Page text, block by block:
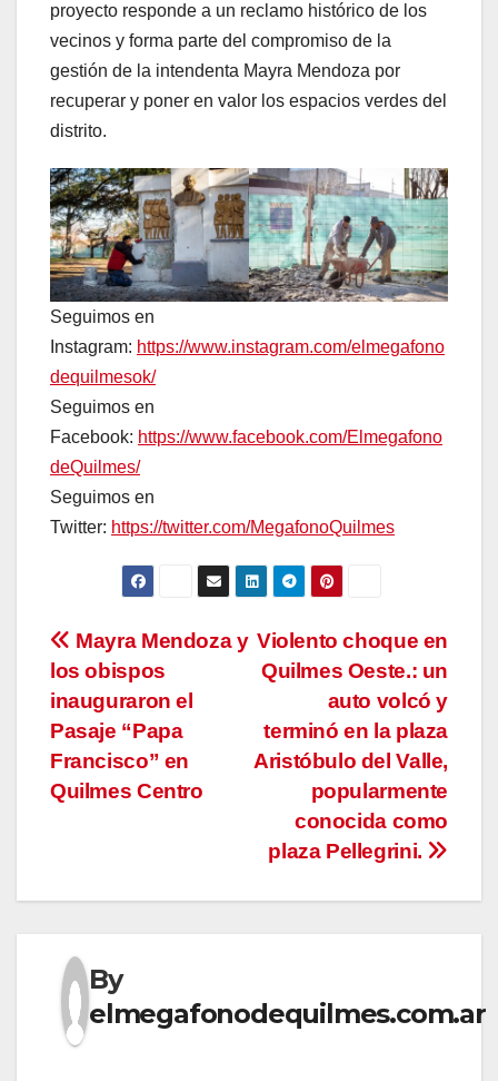
proyecto responde a un reclamo histórico de los
vecinos y forma parte del compromiso de la
gestión de la intendenta Mayra Mendoza por
recuperar y poner en valor los espacios verdes del
distrito.
Seguimos en
Instagram: https://www.instagram.com/elmegafono
dequilmesok/
Seguimos en
Facebook: https://www.facebook.com/Elmegafono
deQuilmes/
Seguimos en
Twitter: https://twitter.com/MegafonoQuilmes
Navegación
de
entradas
Violento choque en
Quilmes Oeste.: un
auto volcó y
terminó en la plaza
Aristóbulo del Valle,
popularmente
conocida como
plaza Pellegrini.
Mayra Mendoza y
los obispos
inauguraron el
Pasaje “Papa
Francisco” en
Quilmes Centro
By
elmegafonodequilmes.com.ar